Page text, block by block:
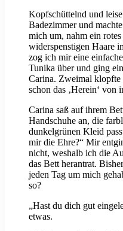
Kopfschüttelnd und
Badezimmer und
mich um, nahm ein
widerspenstigen Haare
zog ich mir eine
Tunika über und ging
Carina. Zweimal klopfte
schon das ‚Herein‘ von
Carina saß auf ihrem
Handschuhe an, die
dunkelgrünen Kleid
mir die Ehre?“ Mir
nicht, weshalb ich die
das Bett herantrat.
jeden Tag um mich
so?
„Hast du dich gut
etwas.